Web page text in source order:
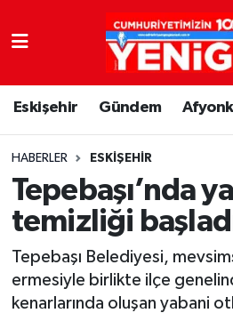
Eskişehir Gündem
HABERLER ESKIŞEHIR
Tepebaşı’nda
temizliği
Tepebaşı Belediyesi,
ermesiyle birlikte ilçe
kenarlarında oluşan yabani
Nöbetçi Eczaneler
Hava Durumu
Trafik Durumu
Süper Lig Puan Durumu
Tüm Manşetler
Son Dakika Haberleri